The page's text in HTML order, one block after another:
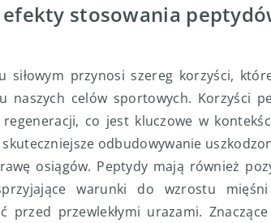
stosowania
przynosi szereg korzyści,
naszych celów sportowych. Korzyści
co jest kluczowe w
odbudowywanie
osiągów. Peptydy mają również
warunki do wzrostu
przed przewlekłymi urazami.